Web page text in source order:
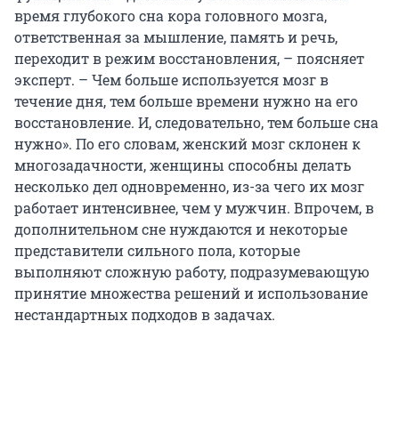
время глубокого сна кора головного мозга,
ответственная за мышление, память и речь,
переходит в режим восстановления, – поясняет
эксперт. – Чем больше используется мозг в
течение дня, тем больше времени нужно на его
восстановление. И, следовательно, тем больше сна
нужно». По его словам, женский мозг склонен к
многозадачности, женщины способны делать
несколько дел одновременно, из-за чего их мозг
работает интенсивнее, чем у мужчин. Впрочем, в
дополнительном сне нуждаются и некоторые
представители сильного пола, которые
выполняют сложную работу, подразумевающую
принятие множества решений и использование
нестандартных подходов в задачах.